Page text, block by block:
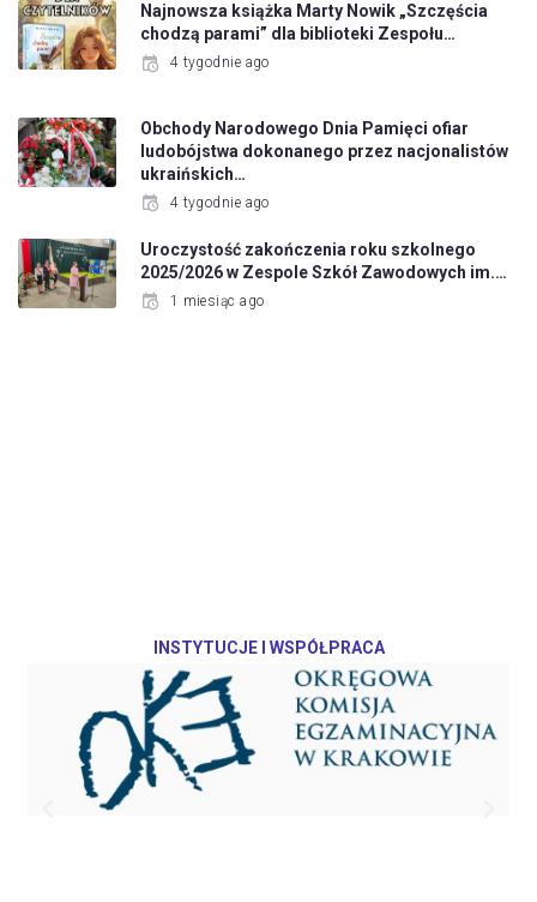
Najnowsza książka Marty Nowik „Szczęścia
chodzą parami” dla biblioteki Zespołu…
4 tygodnie ago
Obchody Narodowego Dnia Pamięci ofiar
ludobójstwa dokonanego przez nacjonalistów
ukraińskich…
4 tygodnie ago
Uroczystość zakończenia roku szkolnego
2025/2026 w Zespole Szkół Zawodowych im.…
1 miesiąc ago
INSTYTUCJE I WSPÓŁPRACA